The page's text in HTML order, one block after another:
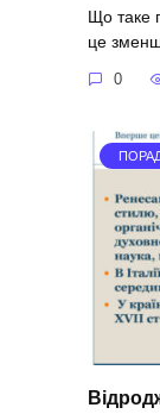
Що таке
це
0